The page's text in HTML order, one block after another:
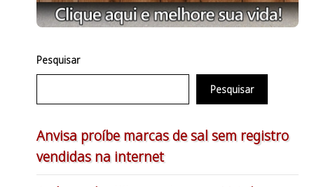
Pesquisar
Pesquisar
Anvisa proíbe marcas de sal sem registro
vendidas na internet